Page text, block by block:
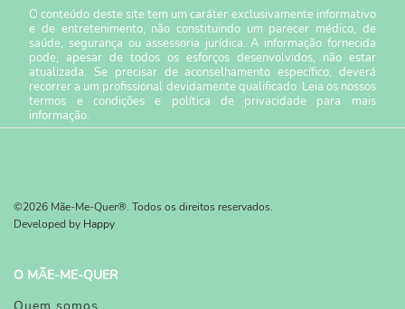
O conteúdo deste site tem um caráter exclusivamente informativo
e de entretenimento, não constituindo um parecer médico, de
saúde, segurança ou assessoria jurídica. A informação fornecida
pode, apesar de todos os esforços desenvolvidos, não estar
atualizada. Se precisar de aconselhamento específico, deverá
recorrer a um profissional devidamente qualificado. Leia os nossos
termos e condiçõese política de privacidade para mais
informação.
©2026 Mãe-Me-Quer®. Todos os direitos reservados.
Developed by Happy
O MÃE-ME-QUER